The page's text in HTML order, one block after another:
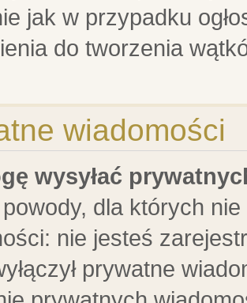
jak w przypadku
do tworzenia
wiadomości
wysyłać
dla których
nie jesteś
prywatne